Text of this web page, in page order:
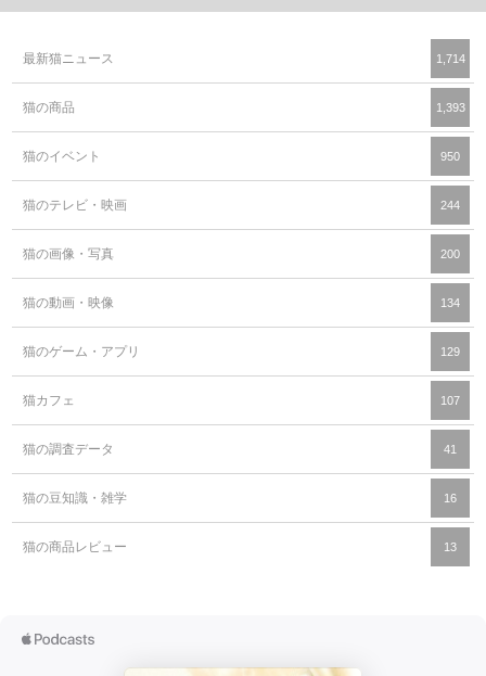
最新猫ニュース 1,714
猫の商品 1,393
猫のイベント 950
猫のテレビ・映画 244
猫の画像・写真 200
猫の動画・映像 134
猫のゲーム・アプリ 129
猫カフェ 107
猫の調査データ 41
猫の豆知識・雑学 16
猫の商品レビュー 13